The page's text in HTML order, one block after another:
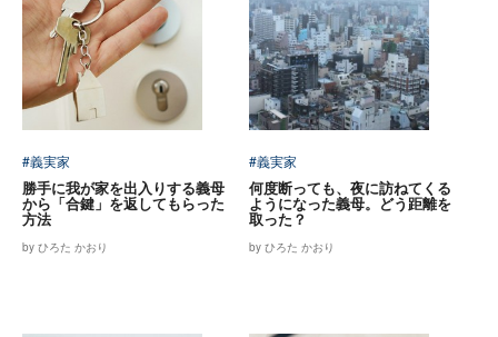
#義実家
勝手に我が家を出入りする義母
から「合鍵」を返してもらった
方法
by ひろた かおり
#義実家
何度断っても、夜に訪ねてくる
ようになった義母。どう距離を
取った？
by ひろた かおり